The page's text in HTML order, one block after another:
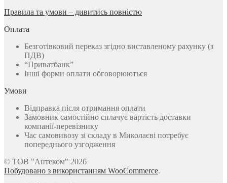
Правила та умови – дивитись повністю
Оплата
Безготівковий переказ згідно виставленому рахунку (з
ПДВ)
“Приватбанк”
Інші форми оплати обговорюються
Умови
Відправка після отримання оплати
Замовник самостійно сплачує вартість доставки
компанії-перевізнику
Час самовивозу зі складу в Миколаєві потребує
попереднього узгодження
© ТОВ "Антеком" 2026
Побудовано з використанням WooCommerce.